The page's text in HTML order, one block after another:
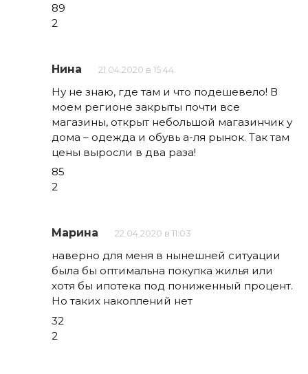
89
2
Нина 21.04.2020 в 15:44
Ну не знаю, где там и что подешевело! В
моем регионе закрыты почти все
магазины, открыт небольшой магазинчик у
дома – одежда и обувь а-ля рынок. Так там
цены выросли в два раза!
85
2
Марина 22.04.2020 в 11:03
наверно для меня в нынешней ситуации
была бы оптимальна покупка жилья или
хотя бы ипотека под пониженный процент.
Но таких накоплений нет
32
2